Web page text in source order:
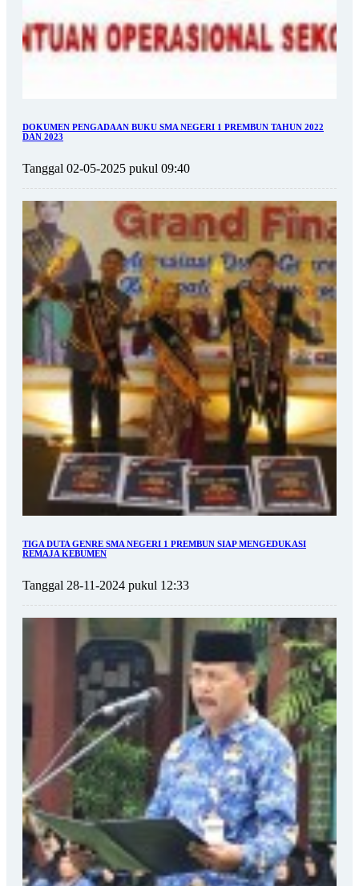
DOKUMEN PENGADAAN BUKU SMA NEGERI 1 PREMBUN TAHUN 2022
DAN 2023
Tanggal 02-05-2025 pukul 09:40
TIGA DUTA GENRE SMA NEGERI 1 PREMBUN SIAP MENGEDUKASI
REMAJA KEBUMEN
Tanggal 28-11-2024 pukul 12:33